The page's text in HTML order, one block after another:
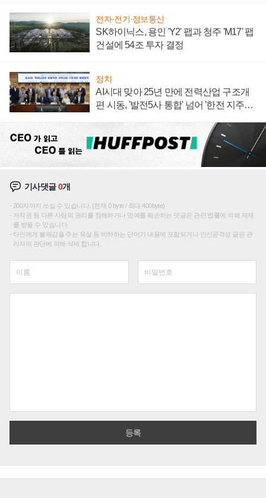
전자·전기·정보통신
SK하이닉스, 용인 'Y2' 팹과 청주 'M17' 팹
건설에 54조 투자 결정
정치
AI시대 맞아 25년 만에 전력산업 구조개
편 시동, '발전5사 통합' 넘어 '한전 지주사'
기사댓글0개
200자까지 쓰실 수 있습니다. (현재 0 byte / 최대 400byte)
저작권 등 다른 사람의 권리를 침해하거나 명예를 훼손하는 댓글은 관련 법률에 의해 제재
를 받을 수 있습니다.
타인에게 불쾌감을 주는 욕설 등 비하하는 단어가 내용에 포함되거나 인신공격성 글은 관
리자의 판단에 의해 삭제 합니다.